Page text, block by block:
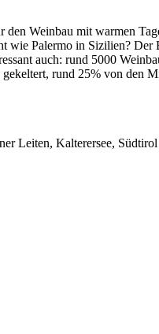
Weinbau mit warmen
wie Palermo in Sizilien? Der
auch: rund 5000
rund 25% von den
Leiten, Kalterersee,